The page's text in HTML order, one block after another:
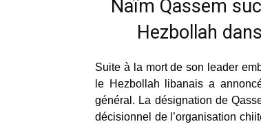
Naïm Qassem
Hezbollah
Suite à la mort de son leader
le Hezbollah libanais a
général. La désignation de
décisionnel de l’organisation